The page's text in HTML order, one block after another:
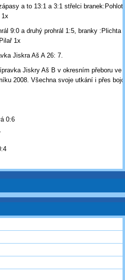
a to 13:1 a 3:1 střelci
1x
9:0 a druhý prohrál 1:5, branky :Plichta
1x
Jiskra Aš A 26: 7.
Jiskry Aš B v okresním přeboru ve
2008. Všechna svoje utkání i přes